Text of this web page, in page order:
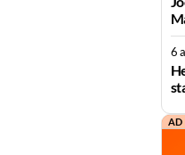
6
AD